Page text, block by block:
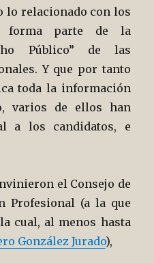
lo relacionado con los
forma parte de la
Público” de las
Y que por tanto
toda la información
varios de ellos han
a los candidatos, e
el Consejo de
Profesional (a la que
cual, al menos hasta
González Jurado),